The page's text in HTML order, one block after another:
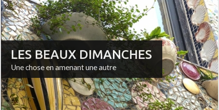
LES BEAUX DIMANCHES
Une chose en amenant une autre